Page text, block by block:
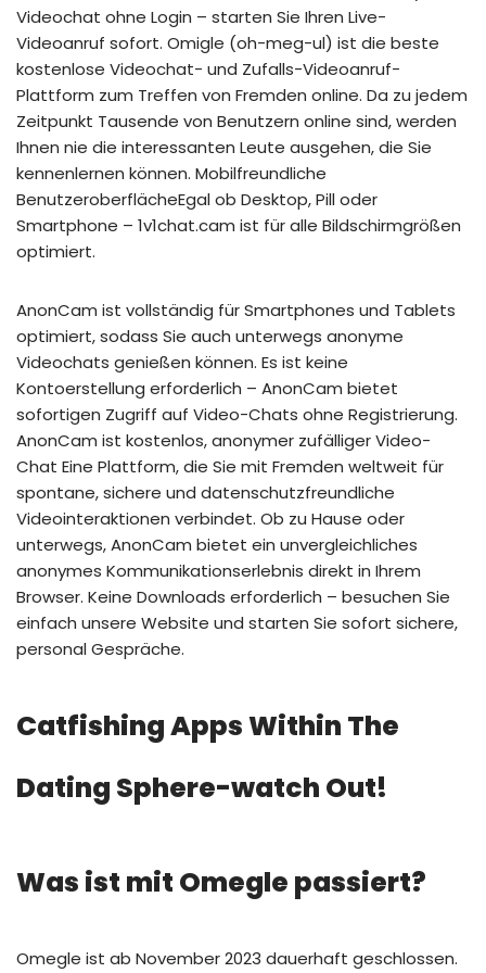
Videochat ohne Login – starten Sie Ihren Live-
Videoanruf sofort. Omigle (oh-meg-ul) ist die beste
kostenlose Videochat- und Zufalls-Videoanruf-
Plattform zum Treffen von Fremden online. Da zu jedem
Zeitpunkt Tausende von Benutzern online sind, werden
Ihnen nie die interessanten Leute ausgehen, die Sie
kennenlernen können. Mobilfreundliche
BenutzeroberflächeEgal ob Desktop, Pill oder
Smartphone – 1v1chat.cam ist für alle Bildschirmgrößen
optimiert.
AnonCam ist vollständig für Smartphones und Tablets
optimiert, sodass Sie auch unterwegs anonyme
Videochats genießen können. Es ist keine
Kontoerstellung erforderlich – AnonCam bietet
sofortigen Zugriff auf Video-Chats ohne Registrierung.
AnonCam ist kostenlos, anonymer zufälliger Video-
Chat Eine Plattform, die Sie mit Fremden weltweit für
spontane, sichere und datenschutzfreundliche
Videointeraktionen verbindet. Ob zu Hause oder
unterwegs, AnonCam bietet ein unvergleichliches
anonymes Kommunikationserlebnis direkt in Ihrem
Browser. Keine Downloads erforderlich – besuchen Sie
einfach unsere Website und starten Sie sofort sichere,
personal Gespräche.
Catfishing Apps Within The
Dating Sphere-watch Out!
Was ist mit Omegle passiert?
Omegle ist ab November 2023 dauerhaft geschlossen.